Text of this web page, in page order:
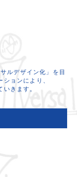
ルデザイン化」を目
ョンにより、
きます。